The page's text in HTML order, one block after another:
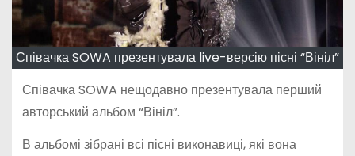
Співачка SOWA презентувала live-версію пісні “Вініл”
Співачка SOWA нещодавно презентувала перший
авторський альбом “Вініл”.
В альбомі зібрані всі пісні виконавиці, які вона